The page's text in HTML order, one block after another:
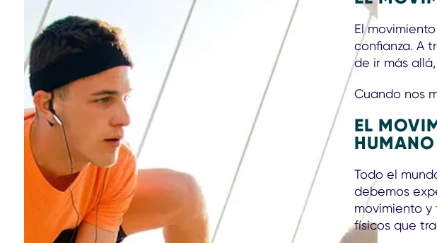
El
confianza. A
de ir más
Cuando nos
EL
HUMANO
Todo el
debemos
movimiento y
físicos que